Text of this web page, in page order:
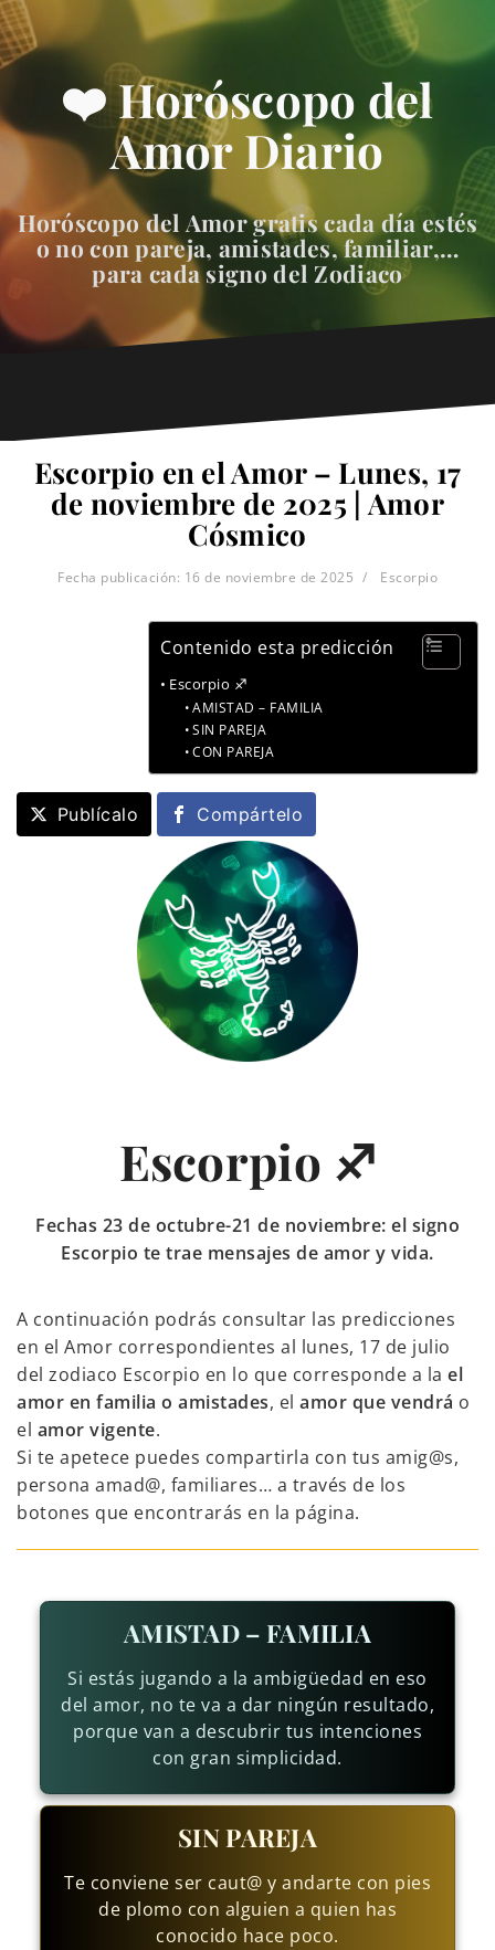
❤️ Horóscopo del
Amor Diario
Horóscopo del Amor gratis cada día estés
o no con pareja, amistades, familiar,…
para cada signo del Zodiaco
Escorpio en el Amor – Lunes, 17
de noviembre de 2025 | Amor
Cósmico
Fecha publicación: 16 de noviembre de 2025 Escorpio
Contenido esta predicción
Escorpio ♐
AMISTAD – FAMILIA
SIN PAREJA
CON PAREJA
Publícalo Compártelo
Escorpio ♐
Fechas 23 de octubre-21 de noviembre: el signo
Escorpio te trae mensajes de amor y vida.
A continuación podrás consultar las predicciones
en el Amor correspondientes al lunes, 17 de julio
del zodiaco Escorpio en lo que corresponde a la el
amor en familia o amistades, el amor que vendrá o
el amor vigente.
Si te apetece puedes compartirla con tus amig@s,
persona amad@, familiares… a través de los
botones que encontrarás en la página.
AMISTAD – FAMILIA
Si estás jugando a la ambigüedad en eso
del amor, no te va a dar ningún resultado,
porque van a descubrir tus intenciones
con gran simplicidad.
SIN PAREJA
Te conviene ser caut@ y andarte con pies
de plomo con alguien a quien has
conocido hace poco.